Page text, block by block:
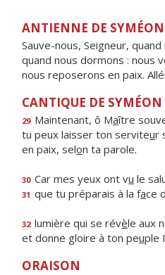
ANTIENNE DE SYMÉON
Sauve-nous, Seigneur,
quand nous dormons : nous
nous reposerons en paix.
CANTIQUE DE SYMÉON
29 Maintenant, ô Maître
tu peux laisser ton serviteur
en paix, selon ta parole.
30 Car mes yeux ont vu le
31 que tu préparais à la face
32 lumière qui se révèle aux
et donne gloire à ton peuple
ORAISON